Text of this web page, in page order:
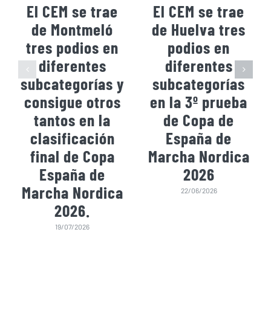
El CEM se trae
de Montmeló
tres podios en
diferentes
subcategorías y
consigue otros
tantos en la
clasificación
final de Copa
España de
Marcha Nordica
2026.
19/07/2026
El CEM se trae
de Huelva tres
podios en
diferentes
subcategorías
en la 3º prueba
de Copa de
España de
Marcha Nordica
2026
22/06/2026